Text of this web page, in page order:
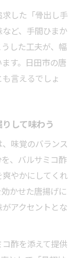
憶を彩る
の個性比較
グルメの奥深
合した唐揚げ
した「骨出し手
ど、手間ひまか
した工夫が、幅
す。日田市の唐
言えるでしょ
して味わう
味覚のバランス
、バルサミコ酢
やかにしてくれ
かせた唐揚げに
アクセントとな
酢を添えて提供